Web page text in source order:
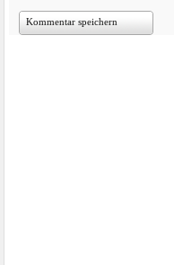
Kommentar speichern